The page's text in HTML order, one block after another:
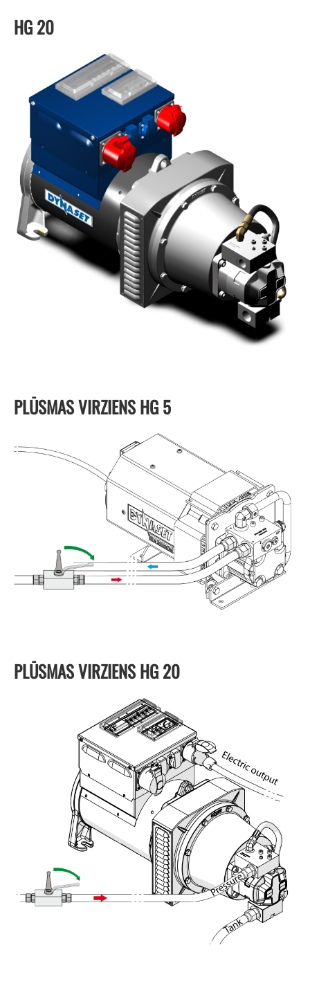
HG 20
PLŪSMAS VIRZIENS HG 5
PLŪSMAS VIRZIENS HG 20